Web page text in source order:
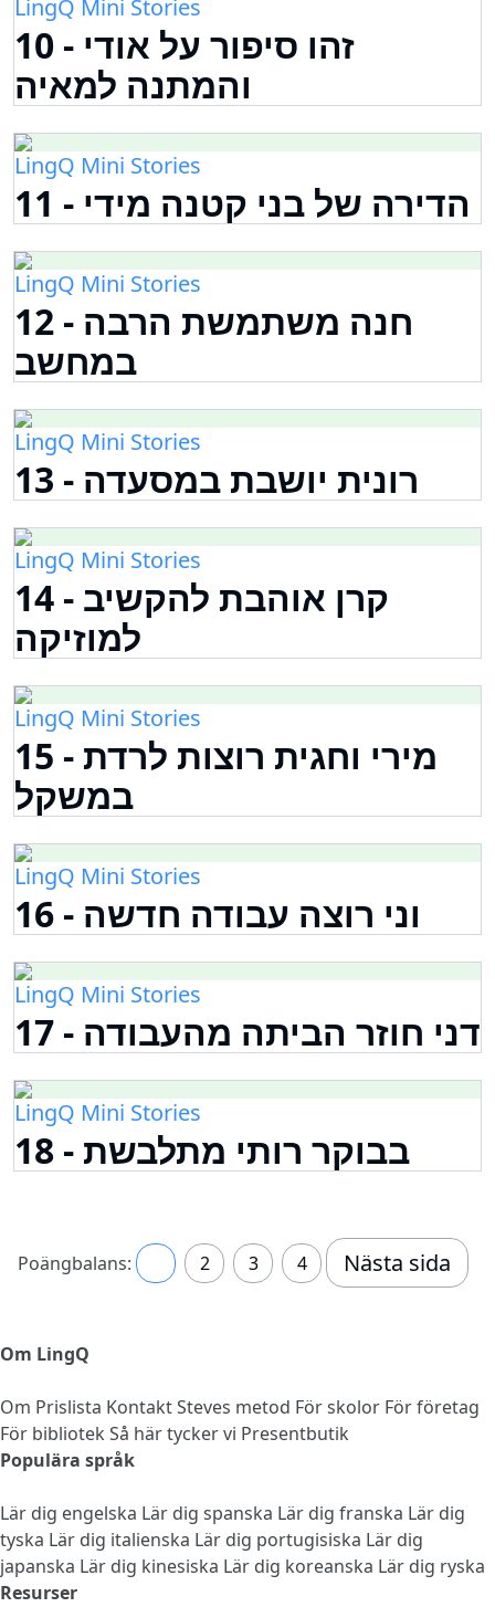
LingQ Mini Stories
10 - זהו סיפור על אודי
והמתנה למאיה
LingQ Mini Stories
11 - הדירה של בני קטנה מידי
LingQ Mini Stories
12 - חנה משתמשת הרבה
במחשב
LingQ Mini Stories
13 - רונית יושבת במסעדה
LingQ Mini Stories
14 - קרן אוהבת להקשיב
למוזיקה
LingQ Mini Stories
15 - מירי וחגית רוצות לרדת
במשקל
LingQ Mini Stories
16 - וני רוצה עבודה חדשה
LingQ Mini Stories
17 - דני חוזר הביתה מהעבודה
LingQ Mini Stories
18 - בבוקר רותי מתלבשת
Poängbalans: 2 3 4 Nästa sida
Om LingQ
Om Prislista KontaktSteves metod För skolor För företag
För bibliotek Så här tycker vi Presentbutik
Populära språk
Lär dig engelska Lär dig spanska Lär dig franska Lär dig
tyska Lär dig italienska Lär dig portugisiska Lär dig
japanska Lär dig kinesiska Lär dig koreanska Lär dig ryska
Resurser